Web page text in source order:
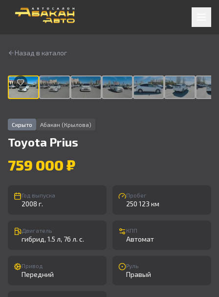
Назад в каталог
Скрыто Абакан (Крылова)
Toyota Prius
759 000 ₽
Год выпуска
2008 г.
Пробег
250 123 км
Двигатель
гибрид, 1.5 л, 76 л. с.
КПП
Автомат
Привод
Передний
Руль
Правый